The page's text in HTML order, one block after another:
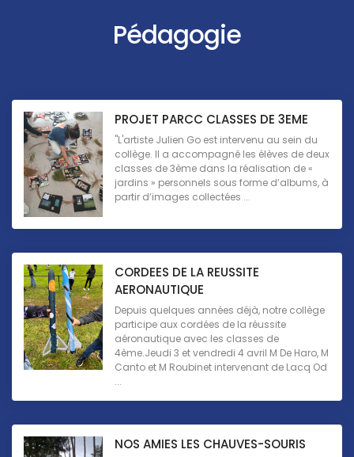
Pédagogie
PROJET PARCC CLASSES DE 3EME
"L'artiste Julien Go est intervenu au sein du
collège. Il a accompagné les élèves de deux
classes de 3ème dans la réalisation de «
jardins » personnels sous forme d’albums, à
partir d’images collectées ...
CORDEES DE LA REUSSITE
AERONAUTIQUE
Depuis quelques années déjà, notre collège
participe aux cordées de la réussite
aéronautique avec les classes de
4ème.Jeudi 3 et vendredi 4 avril M De Haro, M
Canto et M Roubinet intervenant de Lacq Od
...
NOS AMIES LES CHAUVES-SOURIS